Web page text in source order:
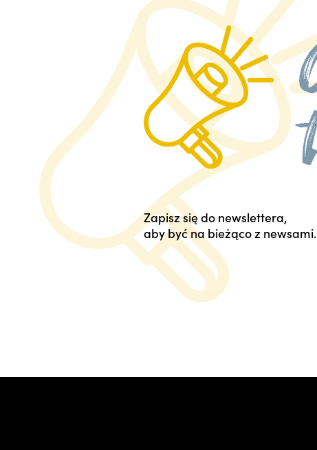
Zapisz się do newslettera,
aby być na bieżąco z newsami.